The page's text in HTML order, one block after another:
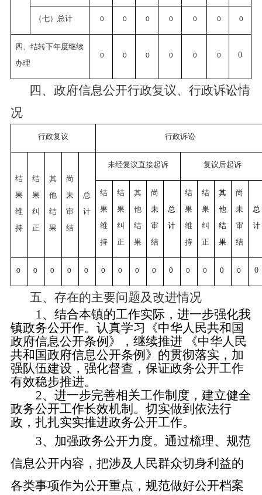
（七）总计 0 0 0 0 0 0 0
四、结转下年度继续
办理
0 0 0 0 0 0 0
四、政府信息公开行政复议、行政诉讼情
况
行政复议 行政诉讼
结
果
维
持
结
果
纠
正
其
他
结
果
尚
未
审
结
总
计
未经复议直接起诉 复议后起诉
结
果
维
持
结
果
纠
正
其
他
结
果
尚
未
审
结
总
计
结
果
维
持
结
果
纠
正
其
他
结
果
尚
未
审
结
总
计
0 0 0 0 0 0 0 0 0 0 0 0 0 0 0
五、存在的主要问题及改进情况
1、结合本镇的工作实际，进一步强化我
镇政务公开作。认真学习《中华人民共和国
政府信息公开条例》，继续推进
《中华人民
共和国政府信息公开条例》的贯彻落实，加
强队伍建设，强化督查，保证政务公开工作
有效稳步推进。
2、进一步完善相关工作制度，建立健全
政务公开工作长效机制。切实做到依法行
政，扎扎实实推进政务公开工作。
3、加强政务公开力度。通过梳理、规范
信息公开内容，把涉及人民群众切身利益的
各类事项作为公开重点，规范做好公开档案